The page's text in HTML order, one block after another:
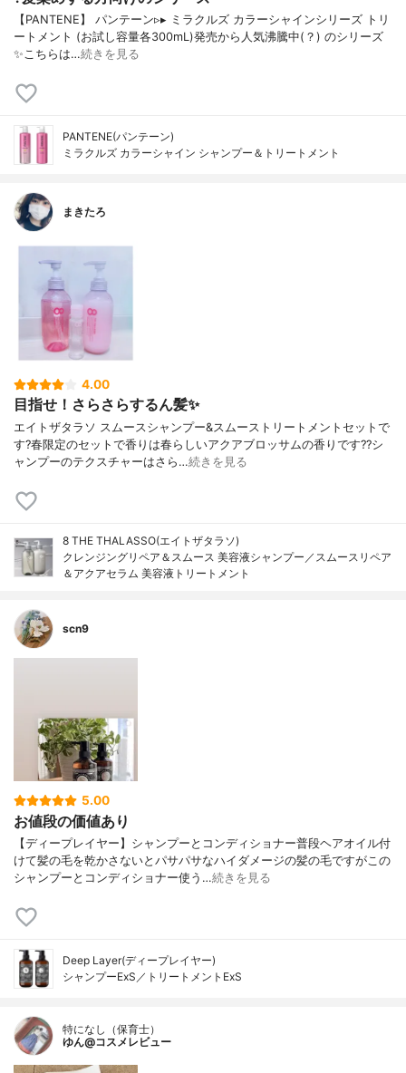
【PANTENE】 パンテーン▹▸ ミラクルズ カラーシャインシリーズ トリ
ートメント (お試し容量各300mL)発売から人気沸騰中(？) のシリーズ
✨こちらは…続きを見る
PANTENE(パンテーン)
ミラクルズ カラーシャイン シャンプー＆トリートメント
まきたろ
4.00
目指せ！さらさらするん髪✨
エイトザタラソ スムースシャンプー&スムーストリートメントセットで
す?春限定のセットで香りは春らしいアクアブロッサムの香りです??シ
ャンプーのテクスチャーはさら…続きを見る
8 THE THALASSO(エイトザタラソ)
クレンジングリペア＆スムース 美容液シャンプー／スムースリペア
＆アクアセラム 美容液トリートメント
scn9
5.00
お値段の価値あり
【ディープレイヤー】シャンプーとコンディショナー普段ヘアオイル付
けて髪の毛を乾かさないとパサパサなハイダメージの髪の毛ですがこの
シャンプーとコンディショナー使う…続きを見る
Deep Layer(ディープレイヤー)
シャンプーExS／トリートメントExS
特になし（保育士）
ゆん@コスメレビュー